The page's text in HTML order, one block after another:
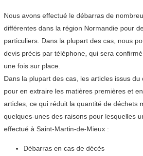
Nous avons effectué le débarras de
différentes dans la région Normandie pour
particuliers. Dans la plupart des cas, nous
devis précis par téléphone, qui sera
une fois sur place.
Dans la plupart des cas, les articles issus
pour en extraire les matières premières et
articles, ce qui réduit la quantité de déchets
quelques-unes des raisons pour lesquelles
effectué à Saint-Martin-de-Mieux :
Débarras en cas de décès